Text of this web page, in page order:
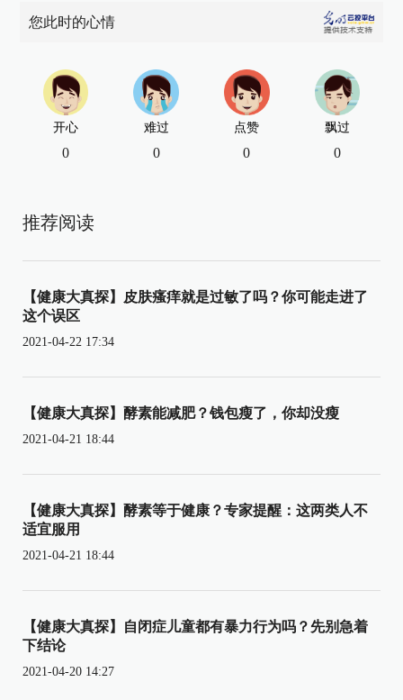
您此时的心情
开心
0
难过
0
点赞
0
飘过
0
推荐阅读
【健康大真探】皮肤瘙痒就是过敏了吗？你可能走进了
这个误区
2021-04-22 17:34
【健康大真探】酵素能减肥？钱包瘦了，你却没瘦
2021-04-21 18:44
【健康大真探】酵素等于健康？专家提醒：这两类人不
适宜服用
2021-04-21 18:44
【健康大真探】自闭症儿童都有暴力行为吗？先别急着
下结论
2021-04-20 14:27